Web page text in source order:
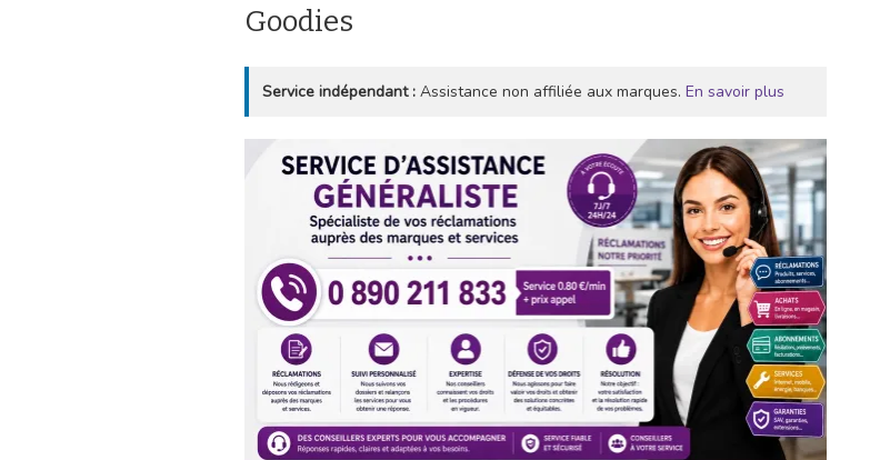
Goodies
Service indépendant : Assistance non affiliée aux marques. En savoir plus